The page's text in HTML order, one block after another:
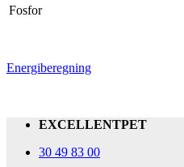
Fosfor
Energiberegning
EXCELLENTPET
30 49 83 00